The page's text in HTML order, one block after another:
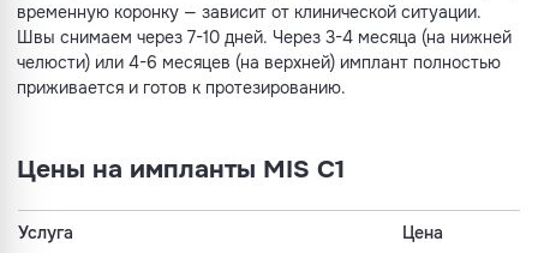
временную коронку — зависит от клинической ситуации.
Швы снимаем через 7-10 дней. Через 3-4 месяца (на нижней
челюсти) или 4-6 месяцев (на верхней) имплант полностью
приживается и готов к протезированию.
Цены на импланты MIS C1
Услуга Цена